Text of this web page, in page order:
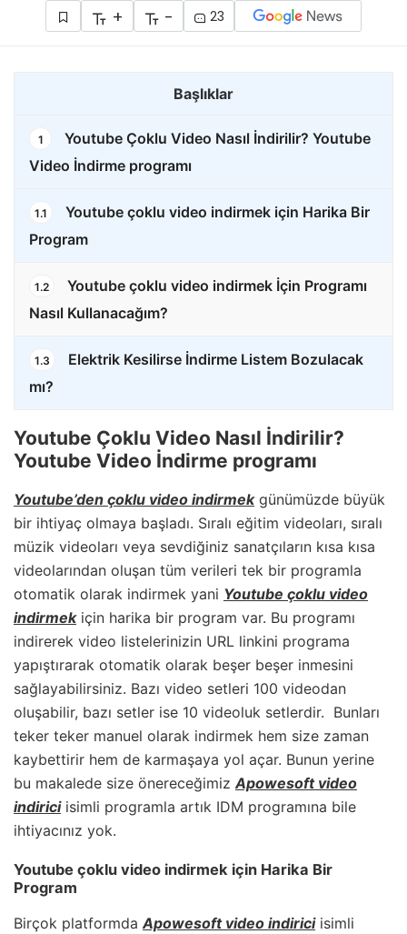
+ - 23
Başlıklar
1
Youtube Çoklu Video Nasıl İndirilir? Youtube
Video İndirme programı
1.1
Youtube çoklu video indirmek için Harika Bir
Program
1.2
Youtube çoklu video indirmek İçin Programı
Nasıl Kullanacağım?
1.3
Elektrik Kesilirse İndirme Listem Bozulacak
mı?
Youtube Çoklu Video Nasıl İndirilir?
Youtube Video İndirme programı
Youtube’den çoklu video indirmekgünümüzde büyük
bir ihtiyaç olmaya başladı. Sıralı eğitim videoları, sıralı
müzik videoları veya sevdiğiniz sanatçıların kısa kısa
videolarından oluşan tüm verileri tek bir programla
otomatik olarak indirmek yani Youtube çoklu video
indirmekiçin harika bir program var. Bu programı
indirerek video listelerinizin URL linkini programa
yapıştırarak otomatik olarak beşer beşer inmesini
sağlayabilirsiniz. Bazı video setleri 100 videodan
oluşabilir, bazı setler ise 10 videoluk setlerdir. Bunları
teker teker manuel olarak indirmek hem size zaman
kaybettirir hem de karmaşaya yol açar. Bunun yerine
bu makalede size önereceğimiz Apowesoft video
indiriciisimli programla artık IDM programına bile
ihtiyacınız yok.
Youtube çoklu video indirmek için Harika Bir
Program
Birçok platformdaApowesoft video indiriciisimli